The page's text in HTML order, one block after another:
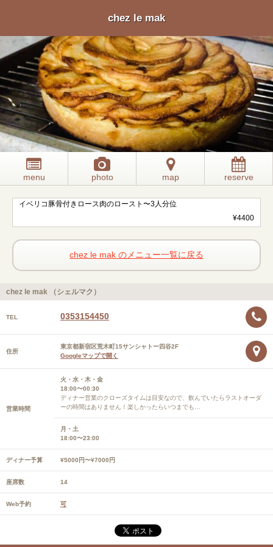
chez le mak
menu photo map reserve
イベリコ豚骨付きロース肉のロースト〜3人分位
¥4400
chez le mak のメニュー一覧に戻る
chez le mak （シェルマク）
TEL 0353154450
住所
東京都新宿区荒木町15サンシャトー四谷2F
Googleマップで開く
営業時間
火・水・木・金
18:00〜00:30
ディナー営業のクローズタイムは目安なので、飲んでいたらラストオーダ
ーの時間はありません！楽しかったらいつまでも…
月・土
18:00〜23:00
ディナー予算 ¥5000円〜¥7000円
座席数 14
Web予約 可